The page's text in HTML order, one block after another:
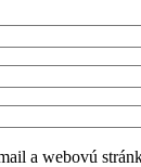
a webovú